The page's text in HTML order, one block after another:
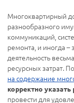
Многоквартирный
разнообразного
коммуникаций,
ремонта, и иногда
деятельность
ресурсных затрат.
на содержание
корректно
провести для